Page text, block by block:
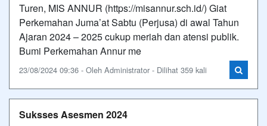
Turen, MIS ANNUR (https://misannur.sch.id/) Giat
Perkemahan Juma’at Sabtu (Perjusa) di awal Tahun
Ajaran 2024 – 2025 cukup meriah dan atensi publik.
Bumi Perkemahan Annur me
23/08/2024 09:36 - Oleh Administrator - Dilihat 359 kali
Suksses Asesmen 2024